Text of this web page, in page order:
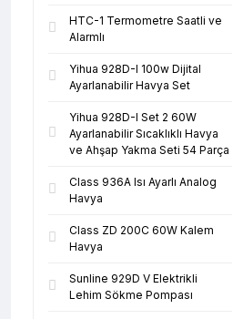
HTC-1 Termometre Saatli ve
Alarmlı
Yihua 928D-I 100w Dijital
Ayarlanabilir Havya Set
Yihua 928D-I Set 2 60W
Ayarlanabilir Sıcaklıklı Havya
ve Ahşap Yakma Seti 54 Parça
Class 936A Isı Ayarlı Analog
Havya
Class ZD 200C 60W Kalem
Havya
Sunline 929D V Elektrikli
Lehim Sökme Pompası